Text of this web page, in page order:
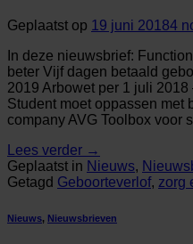
Geplaatst op 19 juni 20184
In deze nieuwsbrief:
beter Vijf dagen betaald
2019 Arbowet per 1 juli
Student moet oppassen met
company AVG Toolbox voor
Lees verder →
Geplaatst in Nieuws,
Getagd Geboorteverlof, zorg
Nieuws, Nieuwsbrieven